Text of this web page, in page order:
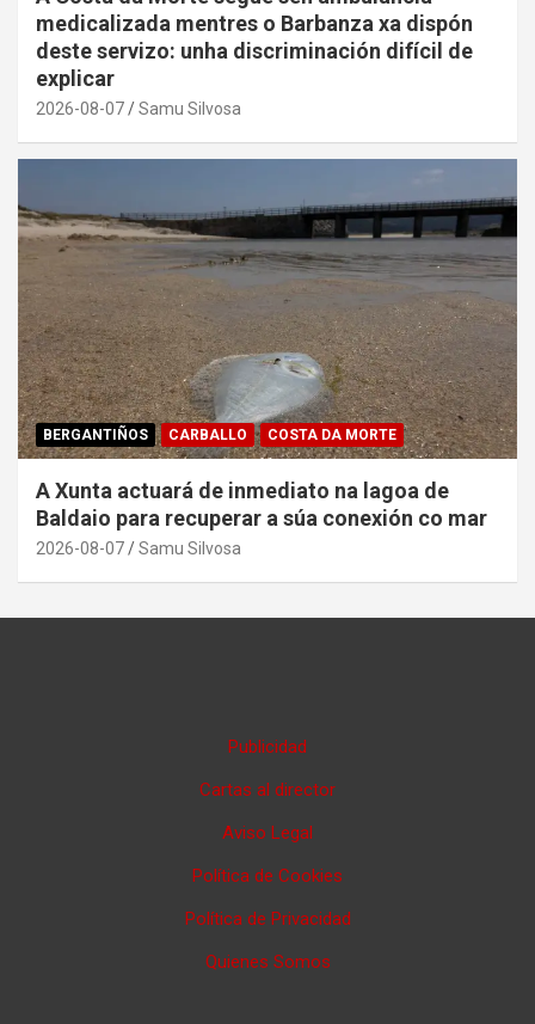
medicalizada mentres o Barbanza xa dispón
deste servizo: unha discriminación difícil de
explicar
2026-08-07 Samu Silvosa
BERGANTIÑOS CARBALLO COSTA DA MORTE
A Xunta actuará de inmediato na lagoa de
Baldaio para recuperar a súa conexión co mar
2026-08-07 Samu Silvosa
Publicidad
Cartas al director
Aviso Legal
Política de Cookies
Política de Privacidad
Quienes Somos